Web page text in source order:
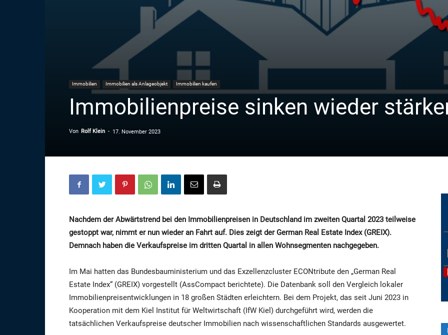
Immobilien Immobilien als Anlageobjekt Immobilien kaufen
Immobilienpreise sinken wieder
Von Rolf Klein - 17. November 2023
Nachdem der Abwärtstrend bei den Immobilienpreisen in Deutschland im zweiten Quartal 2023 teilweise
gestoppt war, nimmt er nun wieder an Fahrt auf. Dies zeigt der German Real Estate Index (GREIX).
Demnach haben die Verkaufspreise im dritten Quartal in allen Wohnsegmenten nachgegeben.
Im Mai hatten das Bundesbauministerium und das Exzellenzcluster ECONtribute den „German Real
Estate Index“ (GREIX) vorgestellt (AssCompact berichtete). Die Datenbank soll den Vergleich lokaler
Immobilienpreisentwicklungen in 18 großen Städten erleichtern. Bei dem Projekt, das seit Juni 2023 in
Kooperation mit dem Kiel Institut für Weltwirtschaft (IfW Kiel) durchgeführt wird, werden die
tatsächlichen Verkaufspreise deutscher Immobilien nach wissenschaftlichen Standards ausgewertet.